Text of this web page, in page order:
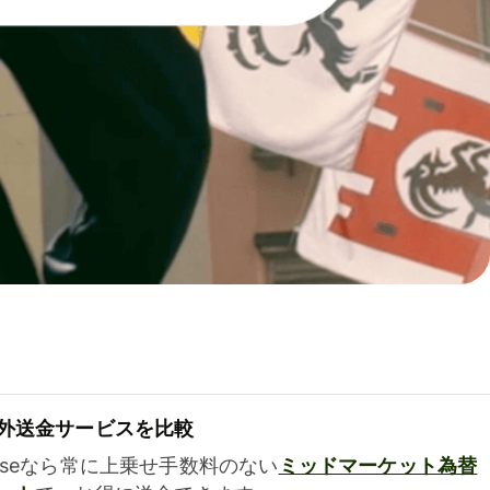
送金サービスを比較
なら常に上乗せ手数料のない ミッドマーケット為替